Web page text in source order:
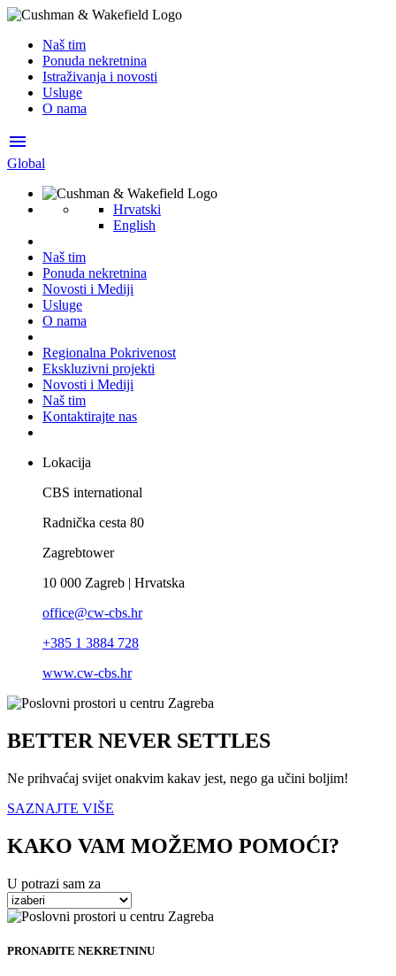
Naš tim
Ponuda nekretnina
Istraživanja i novosti
Usluge
O nama
menu
Global
Hrvatski
English
Naš tim
Ponuda nekretnina
Novosti i Mediji
Usluge
O nama
Regionalna Pokrivenost
Ekskluzivni projekti
Novosti i Mediji
Naš tim
Kontaktirajte nas
Lokacija
CBS international
Radnička cesta 80
Zagrebtower
10 000 Zagreb | Hrvatska
office@cw-cbs.hr
+385 1 3884 728
www.cw-cbs.hr
BETTER NEVER SETTLES
Ne prihvaćaj svijet onakvim kakav jest, nego ga učini boljim!
SAZNAJTE VIŠE
KAKO VAM MOŽEMO POMOĆI?
U potrazi sam za
PRONAĐITE NEKRETNINU